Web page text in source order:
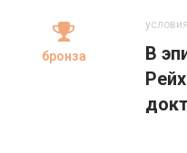
бронза
В